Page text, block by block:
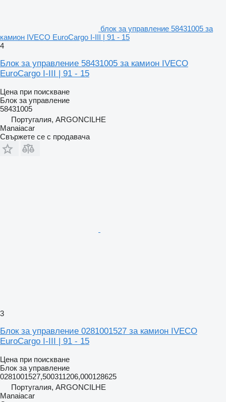
блок за управление 58431005 за
камион IVECO EuroCargo I-III | 91 - 15
4
Блок за управление 58431005 за камион IVECO
EuroCargo I-III | 91 - 15
Цена при поискване
Блок за управление
58431005
Португалия, ARGONCILHE
Manaiacar
Свържете се с продавача
3
Блок за управление 0281001527 за камион IVECO
EuroCargo I-III | 91 - 15
Цена при поискване
Блок за управление
0281001527,500311206,000128625
Португалия, ARGONCILHE
Manaiacar